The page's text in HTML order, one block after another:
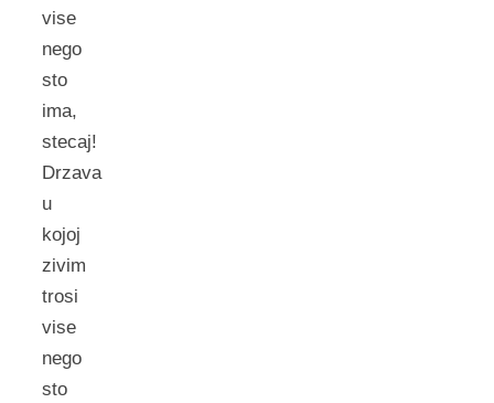
vise
nego
sto
ima,
stecaj!
Drzava
u
kojoj
zivim
trosi
vise
nego
sto